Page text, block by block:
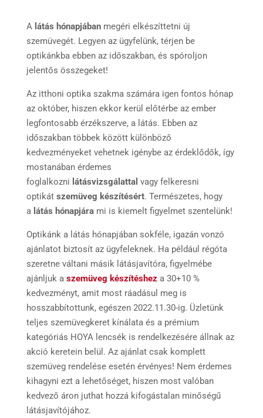
A látás hónapjábanmegéri elkészíttetni új
szemüvegét. Legyen az ügyfelünk, térjen be
optikánkba ebben az időszakban, és spóroljon
jelentős összegeket!
Az itthoni optika szakma számára igen fontos hónap
az október, hiszen ekkor kerül előtérbe az ember
legfontosabb érzékszerve, a látás. Ebben az
időszakban többek között különböző
kedvezményeket vehetnek igénybe az érdeklődők, így
mostanában érdemes
foglalkozni látásvizsgálattal vagy felkeresni
optikátszemüveg készítésért. Természetes, hogy
a látás hónapjárami is kiemelt figyelmet szentelünk!
Optikánk a látás hónapjában sokféle, igazán vonzó
ajánlatot biztosít az ügyfeleknek. Ha például régóta
szeretne váltani másik látásjavítóra, figyelmébe
ajánljuk a szemüveg készítéshez a 30+10 %
kedvezményt, amit most ráadásul meg is
hosszabbítottunk, egészen 2022.11.30-ig. Üzletünk
teljes szemüvegkeret kínálata és a prémium
kategóriás HOYA lencsék is rendelkezésére állnak az
akció keretein belül. Az ajánlat csak komplett
szemüveg rendelése esetén érvényes! Nem érdemes
kihagyni ezt a lehetőséget, hiszen most valóban
kedvező áron juthat hozzá kifogástalan minőségű
látásjavítójához.